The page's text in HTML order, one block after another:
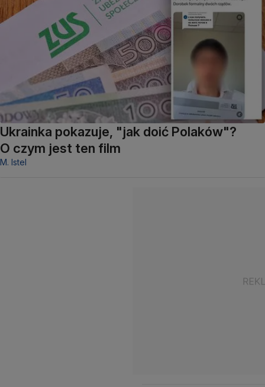
Ukrainka pokazuje, "jak doić Polaków"?
O czym jest ten film
M. Istel